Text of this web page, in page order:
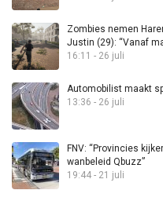
Zombies nemen
Justin (29): “Vanaf
16:11 - 26 juli
Automobilist maakt
13:36 - 26 juli
FNV: “Provincies
wanbeleid Qbuzz”
19:44 - 21 juli